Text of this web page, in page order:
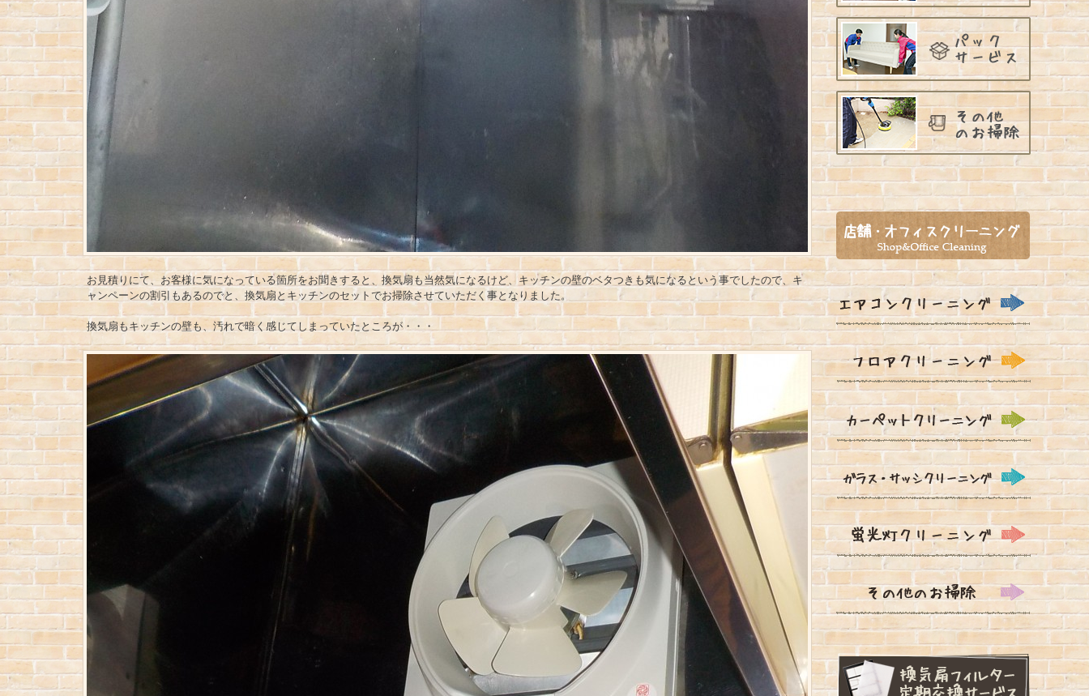
お見積りにて、お客様に気になっている箇所をお聞きすると、換気扇も当然気になるけど、キッチンの壁のベタつきも気になるという事でしたので、キ
ャンペーンの割引もあるのでと、換気扇とキッチンのセットでお掃除させていただく事となりました。
換気扇もキッチンの壁も、汚れで暗く感じてしまっていたところが・・・